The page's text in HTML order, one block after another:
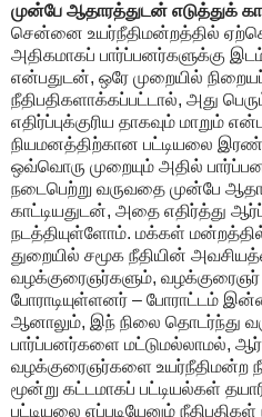
முன்பே ஆதாரத்துடன் எடுத்துக்
சென்னை உயர்நீதிமன்றத்தில்
அதிகமாகப் பார்ப்பனர்களுக்கு
என்பதுடன், ஒரே முறையில்
நீதிபதிகளாக்கப்பட்டால், அது
எதிர்ப்புக்குரிய தாகவும் மாறும்
நியமனத்திற்கான பட்டியலை
ஒவ்வொரு முறையும் அதில்
நடைபெற்று வருவதை முன்பே
காட்டியதுடன், அதை எதிர்த்து
நடத்தியுள்ளோம். மக்கள் மன்றத்தில்
துறையில் சமூக நீதியின்
வழக்குரைஞர்களும்,
போராடியுள்ளனர் – போராட்டம்
ஆனாலும், இந் நிலை தொடர்ந்து
பார்ப்பனர்களை மட்டுமல்லாமல்,
வழக்குரைஞர்களை உயர்நீதிமன்ற
மூன்று கட்டமாகப் பட்டியல்கள்
பட்டியலை எப்படியேனும்